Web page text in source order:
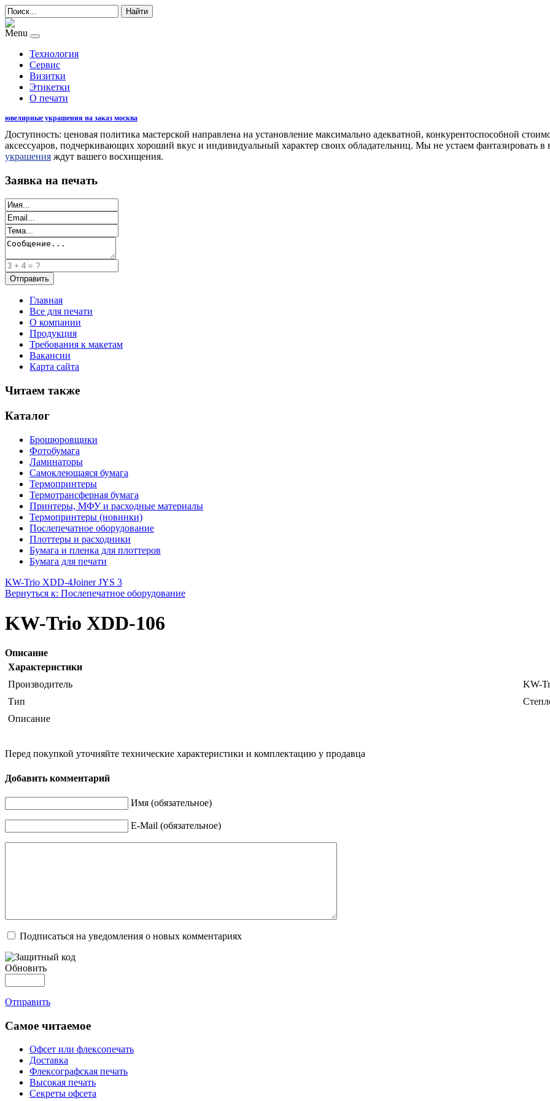
Найти
Menu
Технология
Сервис
Визитки
Этикетки
О печати
ювелирные украшения на заказ москва
Доступность: ценовая политика мастерской направлена на установление максимально адекватной, конкурентоспособной
аксессуаров, подчеркивающих хороший вкус и индивидуальный характер своих обладательниц. Мы не устаем
украшения ждут вашего восхищения.
Заявка на печать
Главная
Все для печати
О компании
Продукция
Требования к макетам
Вакансии
Карта сайта
Читаем также
Каталог
Брошюровщики
Фотобумага
Ламинаторы
Самоклеющаяся бумага
Термопринтеры
Термотрансферная бумага
Принтеры, МФУ и расходные материалы
Термопринтеры (новинки)
Послепечатное оборудование
Плоттеры и расходники
Бумага и пленка для плоттеров
Бумага для печати
KW-Trio XDD-4Joiner JYS 3
Вернуться к: Послепечатное оборудование
KW-Trio XDD-106
Описание
Характеристики
Производитель
KW-
Тип
Описание
Перед покупкой уточняйте технические характеристики и комплектацию у продавца
Добавить комментарий
Имя (обязательное)
E-Mail (обязательное)
Подписаться на уведомления о новых комментариях
Обновить
Отправить
Самое читаемое
Офсет или флексопечать
Доставка
Флексографская печать
Высокая печать
Секреты офсета